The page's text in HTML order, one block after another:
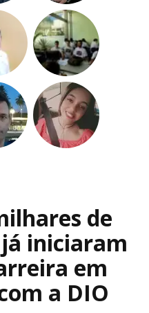
de
iniciaram
em
a DIO